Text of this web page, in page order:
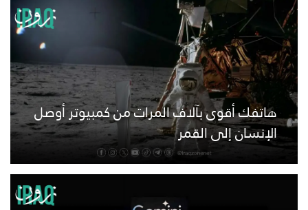
هاتفك أقوى بآلاف المرات من كمبيوتر أوصل
الإنسان إلى القمر